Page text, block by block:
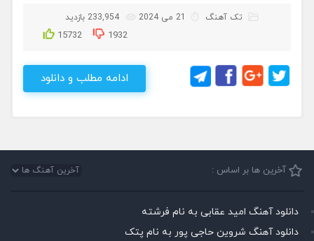
تک آهنگ 21 می 2024 233,954 بازدید
15732 1932
ادامه مطلب و دانلود
آخرین ها بر اساس :
دانلود آهنگ امید عقابی به نام فرشته
دانلود آهنگ شروین حاجی پور به نام پتک